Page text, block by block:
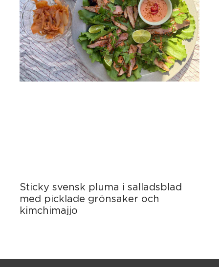
Sticky svensk pluma i salladsblad
med picklade grönsaker och
kimchimajjo